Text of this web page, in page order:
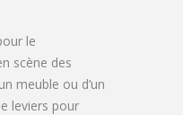
le
scène des
meuble ou d’un
leviers pour